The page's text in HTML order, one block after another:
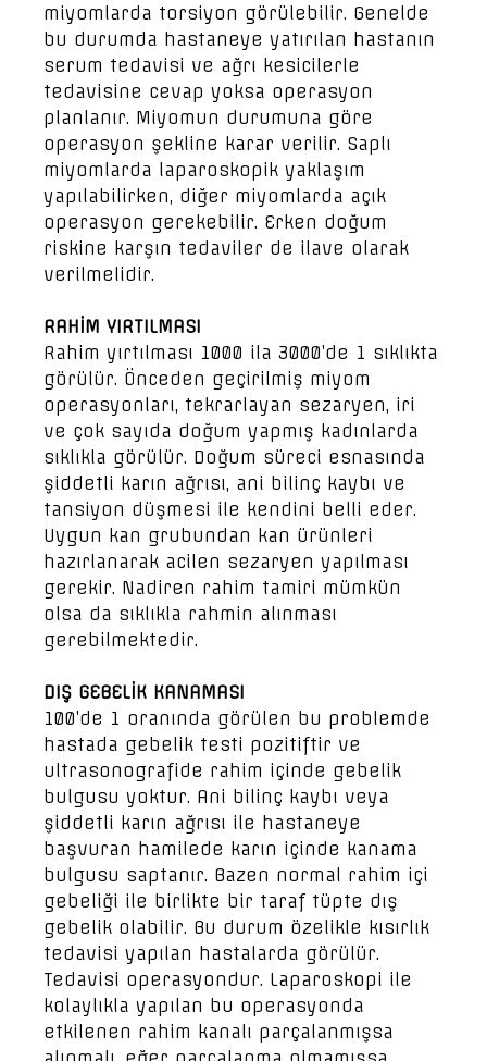
miyomlarda torsiyon görülebilir. Genelde
bu durumda hastaneye yatırılan hastanın
serum tedavisi ve ağrı kesicilerle
tedavisine cevap yoksa operasyon
planlanır. Miyomun durumuna göre
operasyon şekline karar verilir. Saplı
miyomlarda laparoskopik yaklaşım
yapılabilirken, diğer miyomlarda açık
operasyon gerekebilir. Erken doğum
riskine karşın tedaviler de ilave olarak
verilmelidir.
RAHİM YIRTILMASI
Rahim yırtılması 1000 ila 3000’de 1 sıklıkta
görülür. Önceden geçirilmiş miyom
operasyonları, tekrarlayan sezaryen, iri
ve çok sayıda doğum yapmış kadınlarda
sıklıkla görülür. Doğum süreci esnasında
şiddetli karın ağrısı, ani bilinç kaybı ve
tansiyon düşmesi ile kendini belli eder.
Uygun kan grubundan kan ürünleri
hazırlanarak acilen sezaryen yapılması
gerekir. Nadiren rahim tamiri mümkün
olsa da sıklıkla rahmin alınması
gerebilmektedir.
DIŞ GEBELİK KANAMASI
100’de 1 oranında görülen bu problemde
hastada gebelik testi pozitiftir ve
ultrasonografide rahim içinde gebelik
bulgusu yoktur. Ani bilinç kaybı veya
şiddetli karın ağrısı ile hastaneye
başvuran hamilede karın içinde kanama
bulgusu saptanır. Bazen normal rahim içi
gebeliği ile birlikte bir taraf tüpte dış
gebelik olabilir. Bu durum özelikle kısırlık
tedavisi yapılan hastalarda görülür.
Tedavisi operasyondur. Laparoskopi ile
kolaylıkla yapılan bu operasyonda
etkilenen rahim kanalı parçalanmışsa